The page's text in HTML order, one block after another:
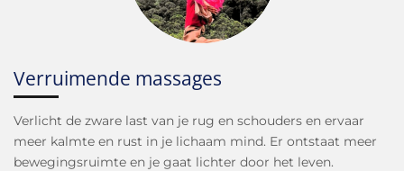
Verruimende massages
Verlicht de zware last van je rug en schouders en ervaar
meer kalmte en rust in je lichaam mind. Er ontstaat meer
bewegingsruimte en je gaat lichter door het leven.